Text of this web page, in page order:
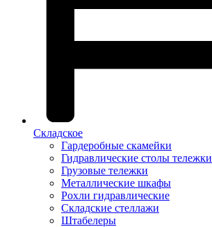
Складское
Гардеробные скамейки
Гидравлические столы тележки
Грузовые тележки
Металлические шкафы
Рохли гидравлические
Складские стеллажи
Штабелеры